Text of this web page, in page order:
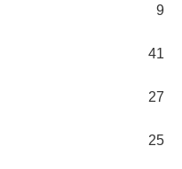
9
41
27
25